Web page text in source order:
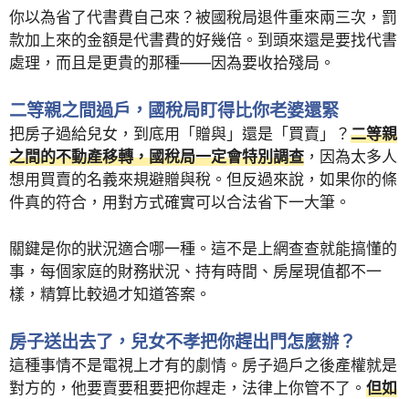
你以為省了代書費自己來？被國稅局退件重來兩三次，罰
款加上來的金額是代書費的好幾倍。到頭來還是要找代書
處理，而且是更貴的那種——因為要收拾殘局。
二等親之間過戶，國稅局盯得比你老婆還緊
把房子過給兒女，到底用「贈與」還是「買賣」？ 二等親
之間的不動產移轉，國稅局一定會特別調查 ，因為太多人
想用買賣的名義來規避贈與稅。但反過來說，如果你的條
件真的符合，用對方式確實可以合法省下一大筆。
關鍵是你的狀況適合哪一種。這不是上網查查就能搞懂的
事，每個家庭的財務狀況、持有時間、房屋現值都不一
樣，精算比較過才知道答案。
房子送出去了，兒女不孝把你趕出門怎麼辦？
這種事情不是電視上才有的劇情。房子過戶之後產權就是
對方的，他要賣要租要把你趕走，法律上你管不了。 但如